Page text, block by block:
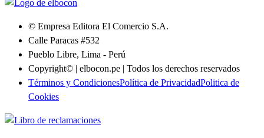
© Empresa Editora El Comercio S.A.
Calle Paracas #532
Pueblo Libre, Lima - Perú
Copyright© | elbocon.pe | Todos los derechos reservados
Términos y CondicionesPolítica de PrivacidadPolitica de
Cookies